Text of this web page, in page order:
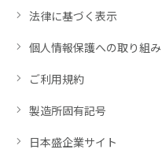
法律に基づく表示
個人情報保護への取り組
ご利用規約
製造所固有記号
日本盛企業サイト